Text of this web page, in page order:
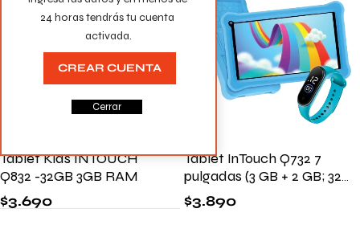
Tablet Kids INTOUCH
Q832 -32GB 3GB RAM
$3.690
Tablet InTouch Q732 7
pulgadas (3 GB + 2 GB; 32
GB)
$3.890
24 horas tendrás tu cuenta
activada.
CREAR CUENTA
Cerrar